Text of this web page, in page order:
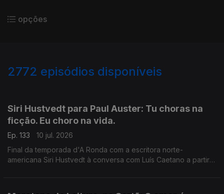
opções
2772 episódios disponíveis
Siri Hustvedt para Paul Auster: Tu choras na
ficção. Eu choro na vida.
Ep. 133
10 jul. 2026
Final da temporada d'A Ronda com a escritora norte-
americana Siri Hustvedt à conversa com Luís Caetano a partir